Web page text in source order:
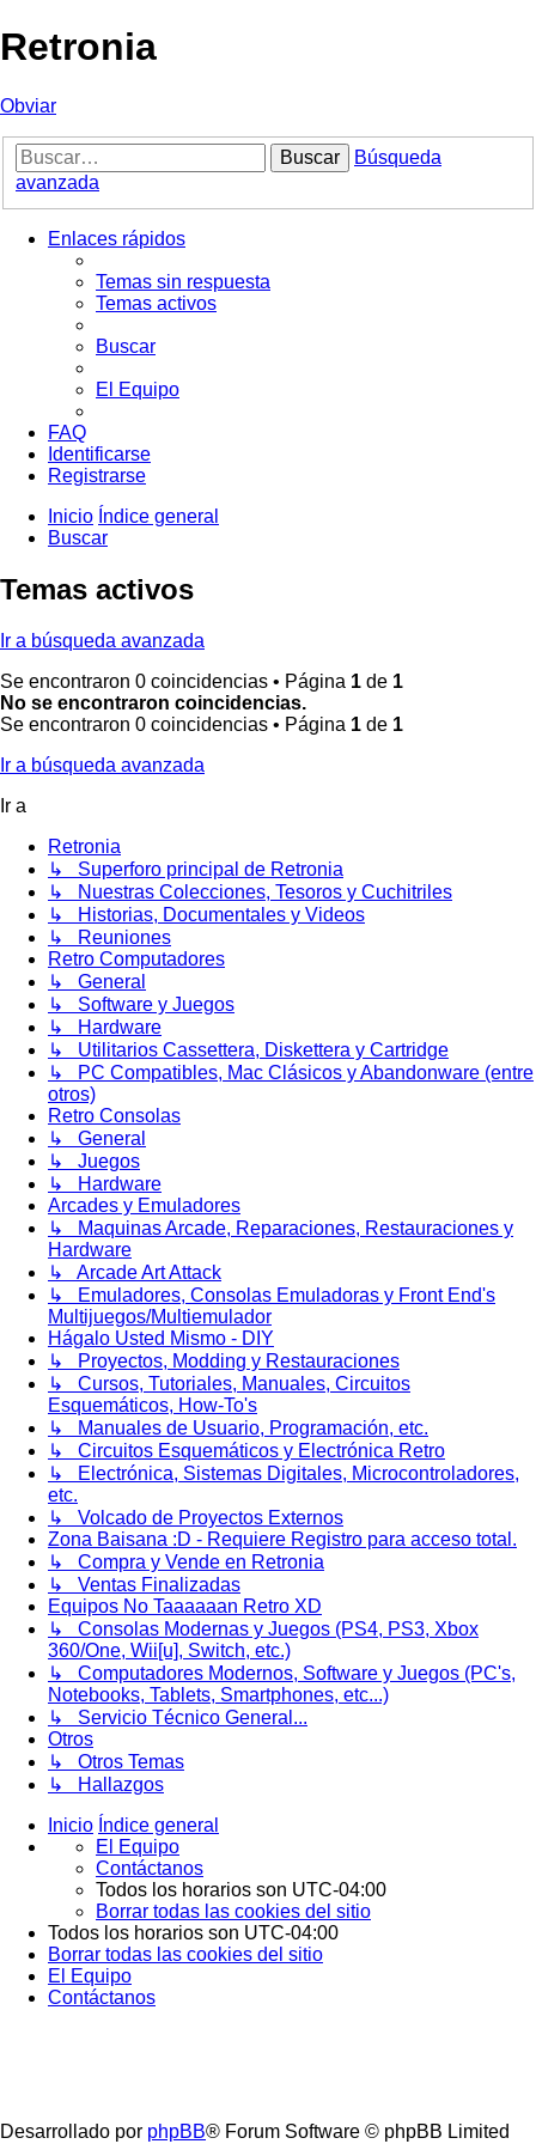
Retronia
Obviar
Buscar
Búsqueda
avanzada
Enlaces rápidos
Temas sin respuesta
Temas activos
Buscar
El Equipo
FAQ
Identificarse
Registrarse
Inicio Índice general
Buscar
Temas activos
Ir a búsqueda avanzada
Se encontraron 0 coincidencias • Página 1 de 1
No se encontraron coincidencias.
Se encontraron 0 coincidencias • Página 1 de 1
Ir a búsqueda avanzada
Ir a
Retronia
↳ Superforo principal de Retronia
↳ Nuestras Colecciones, Tesoros y Cuchitriles
↳ Historias, Documentales y Videos
↳ Reuniones
Retro Computadores
↳ General
↳ Software y Juegos
↳ Hardware
↳ Utilitarios Cassettera, Diskettera y Cartridge
↳ PC Compatibles, Mac Clásicos y Abandonware (entre
otros)
Retro Consolas
↳ General
↳ Juegos
↳ Hardware
Arcades y Emuladores
↳ Maquinas Arcade, Reparaciones, Restauraciones y
Hardware
↳ Arcade Art Attack
↳ Emuladores, Consolas Emuladoras y Front End's
Multijuegos/Multiemulador
Hágalo Usted Mismo - DIY
↳ Proyectos, Modding y Restauraciones
↳ Cursos, Tutoriales, Manuales, Circuitos
Esquemáticos, How-To's
↳ Manuales de Usuario, Programación, etc.
↳ Circuitos Esquemáticos y Electrónica Retro
↳ Electrónica, Sistemas Digitales, Microcontroladores,
etc.
↳ Volcado de Proyectos Externos
Zona Baisana :D - Requiere Registro para acceso total.
↳ Compra y Vende en Retronia
↳ Ventas Finalizadas
Equipos No Taaaaaan Retro XD
↳ Consolas Modernas y Juegos (PS4, PS3, Xbox
360/One, Wii[u], Switch, etc.)
↳ Computadores Modernos, Software y Juegos (PC's,
Notebooks, Tablets, Smartphones, etc...)
↳ Servicio Técnico General...
Otros
↳ Otros Temas
↳ Hallazgos
Inicio Índice general
El Equipo
Contáctanos
Todos los horarios son UTC-04:00
Borrar todas las cookies del sitio
Todos los horarios son UTC-04:00
Borrar todas las cookies del sitio
El Equipo
Contáctanos
Desarrollado por phpBB® Forum Software © phpBB Limited